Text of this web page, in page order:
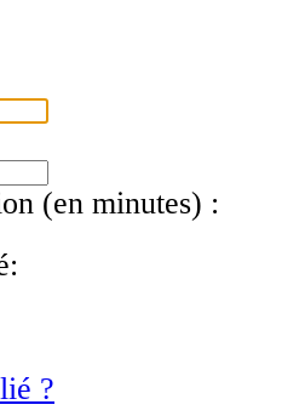
(en minutes) :
?